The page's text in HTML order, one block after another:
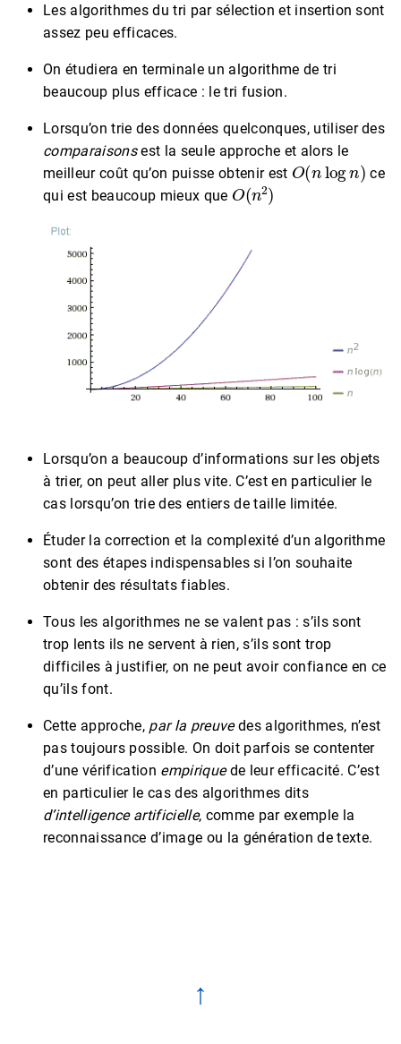
Les algorithmes du tri par sélection et insertion sont
assez peu efficaces.
On étudiera en terminale un algorithme de tri
beaucoup plus efficace : le tri fusion.
Lorsqu’on trie des données quelconques, utiliser des
comparaisonsest la seule approche et alors le
meilleur coût qu’on puisse obtenir est
O(nlogn
ce
qui est beaucoup mieux que
O(n2)
Lorsqu’on a beaucoup d’informations sur les objets
à trier, on peut aller plus vite. C’est en particulier le
cas lorsqu’on trie des entiers de taille limitée.
Étuder la correction et la complexité d’un algorithme
sont des étapes indispensables si l’on souhaite
obtenir des résultats fiables.
Tous les algorithmes ne se valent pas : s’ils sont
trop lents ils ne servent à rien, s’ils sont trop
difficiles à justifier, on ne peut avoir confiance en ce
qu’ils font.
Cette approche, par la preuvedes algorithmes, n’est
pas toujours possible. On doit parfois se contenter
d’une vérification empiriquede leur efficacité. C’est
en particulier le cas des algorithmes dits
d’intelligence artificielle, comme par exemple la
reconnaissance d’image ou la génération de texte.
↑